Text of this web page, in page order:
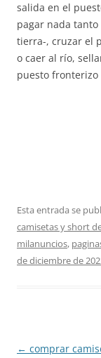
salida en el
pagar nada
tierra-, cruzar el
o caer al río,
puesto fronterizo
Esta entrada se
camisetas y short
milanuncios,
de diciembre de
Navegación
← comprar